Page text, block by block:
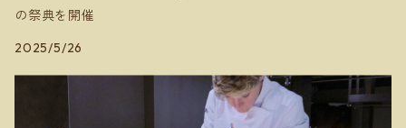
の祭典を開催
2025/5/26